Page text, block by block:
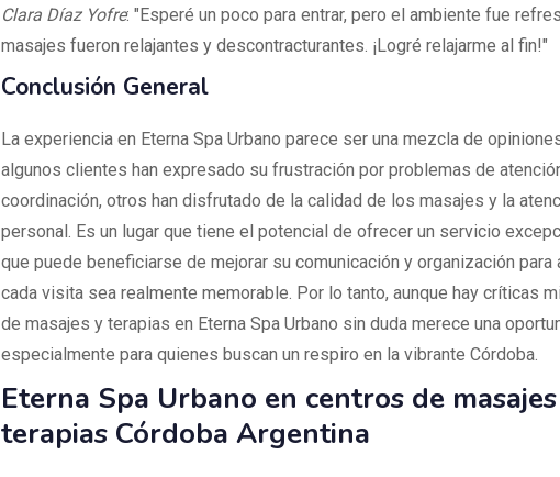
Clara Díaz Yofre: "Esperé un poco para entrar, pero el ambiente fue
masajes fueron relajantes y descontracturantes. ¡Logré relajarme al fin!"
Conclusión General
La experiencia en Eterna Spa Urbano parece ser una mezcla de
algunos clientes han expresado su frustración por problemas de
coordinación, otros han disfrutado de la calidad de los masajes y la
personal. Es un lugar que tiene el potencial de ofrecer un servicio
que puede beneficiarse de mejorar su comunicación y organización para
cada visita sea realmente memorable. Por lo tanto, aunque hay críticas
de masajes y terapias en Eterna Spa Urbano sin duda merece una
especialmente para quienes buscan un respiro en la vibrante Córdoba.
Eterna Spa Urbano en centros de
terapias Córdoba Argentina